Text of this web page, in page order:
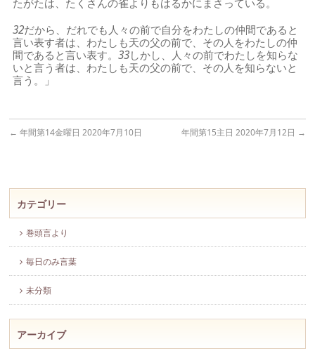
たがたは、たくさんの雀よりもはるかにまさっている。
32だから、だれでも人々の前で自分をわたしの仲間であると
言い表す者は、わたしも天の父の前で、その人をわたしの仲
間であると言い表す。33しかし、人々の前でわたしを知らな
いと言う者は、わたしも天の父の前で、その人を知らないと
言う。」
← 年間第14金曜日 2020年7月10日 年間第15主日 2020年7月12日 →
カテゴリー
巻頭言より
毎日のみ言葉
未分類
アーカイブ